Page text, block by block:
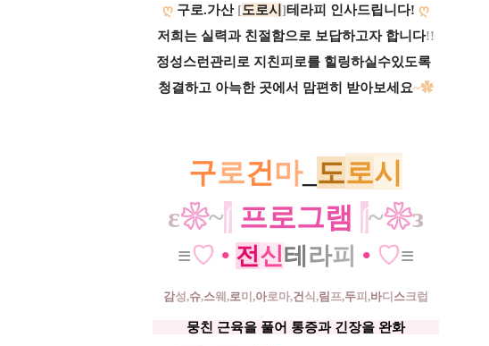
ღ 구로.가산 [도로시 ]테라피 인사드립니다! ღ
저희는 실력과 친절함으로 보답하고자 합니다!!
정성스런관리로 지친피로를 힐링하실수있도록
청결하고 아늑한 곳에서 맘편히 받아보세요~✿
구로건마_ 도로시
ε❀~∫ 프로그램 ∫~❀з
≡♡ • 전신테 라피 • ♡≡
감성,슈,스웨,로미,아로마,건식,림 프,두피,바디 스크럽
뭉친 근육을 풀어 통증과 긴장을 완화